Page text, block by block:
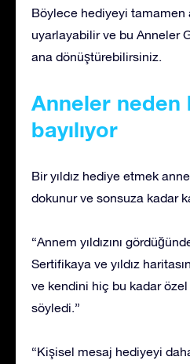
Böylece hediyeyi tamamen
uyarlayabilir ve bu Anneler
ana dönüştürebilirsiniz.
Anneler neden
bayılıyor
Bir yıldız hediye etmek
dokunur ve sonsuza kadar
“Annem yıldızını
Sertifikaya ve yıldız
ve kendini hiç bu kadar
söyledi.”
“Kişisel mesaj hediyeyi